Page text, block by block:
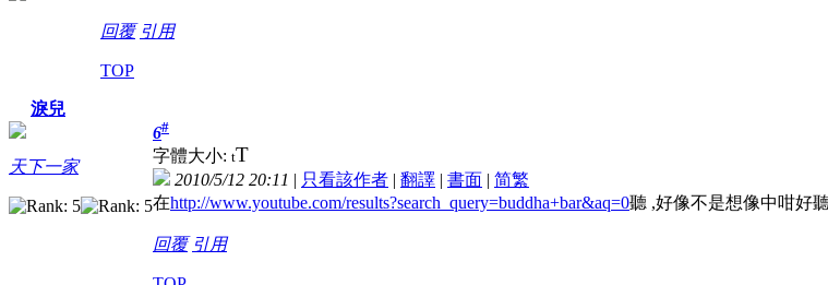
回覆 引用
TOP
淚兒
天下一家
6#
字體大小: tT
2010/5/12 20:11 | 只看該作者 | 翻譯 | 書面 | 简繁
在http://www.youtube.com/results?search_query=buddha+bar&aq=0聽 ,好像不是想像中咁好
回覆 引用